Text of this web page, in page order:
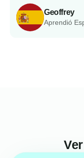
Geoffrey
Aprendió